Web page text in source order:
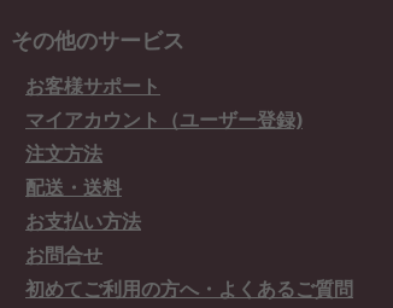
その他のサービス
お客様サポート
マイアカウント（ユーザー登録)
注文方法
配送・送料
お支払い方法
お問合せ
初めてご利用の方へ・よくあるご質問